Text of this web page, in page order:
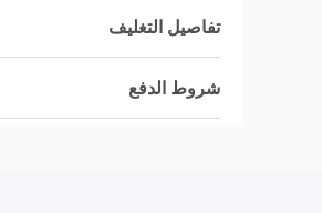
تفاصيل التغليف
شروط الدفع